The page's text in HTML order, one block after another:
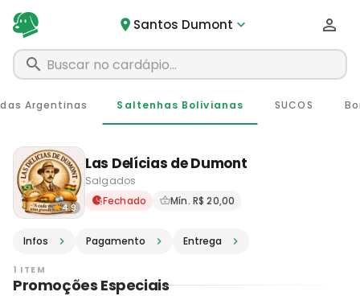
Santos Dumont
4.9
Las Delícias de Dumont
Salgados
Delivery em Santos
Fechado Mín. R$ 20,00
Infos Pagamento Entrega
Argentinas Saltenhas Bolivianas SUCOS
1 ITEM
Promoções Especiais